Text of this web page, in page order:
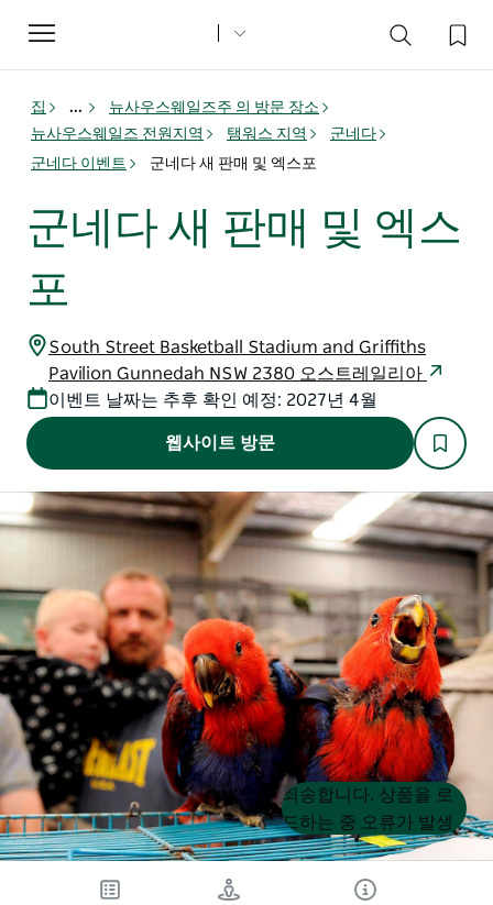
Toggle
navigation
집 ...
뉴사우스웨일즈주 의 방문 장소
뉴사우스웨일즈 전원지역
탬워스 지역
군네다
군네다 이벤트
군네다 새 판매 및 엑스포
군네다 새 판매 및 엑스
포
South Street Basketball Stadium and Griffiths
Pavilion Gunnedah NSW 2380 오스트레일리아
이벤트 날짜는 추후 확인 예정: 2027년 4월
웹사이트 방문
Product
List
Product
List
죄송합니다. 상품을 로
드하는 중 오류가 발생
했습니다. 나중에 다시
시도해 주세요.